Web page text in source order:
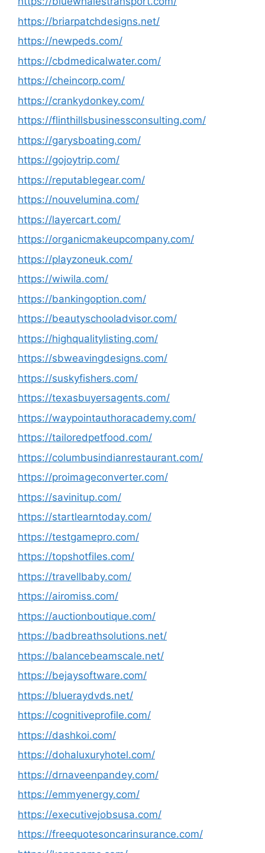
https://briarpatchdesigns.net/
https://newpeds.com/
https://cbdmedicalwater.com/
https://cheincorp.com/
https://crankydonkey.com/
https://flinthillsbusinessconsulting.com/
https://garysboating.com/
https://gojoytrip.com/
https://reputablegear.com/
https://nouvelumina.com/
https://layercart.com/
https://organicmakeupcompany.com/
https://playzoneuk.com/
https://wiwila.com/
https://bankingoption.com/
https://beautyschooladvisor.com/
https://highqualitylisting.com/
https://sbweavingdesigns.com/
https://suskyfishers.com/
https://texasbuyersagents.com/
https://waypointauthoracademy.com/
https://tailoredpetfood.com/
https://columbusindianrestaurant.com/
https://proimageconverter.com/
https://savinitup.com/
https://startlearntoday.com/
https://testgamepro.com/
https://topshotfiles.com/
https://travellbaby.com/
https://airomiss.com/
https://auctionboutique.com/
https://badbreathsolutions.net/
https://balancebeamscale.net/
https://bejaysoftware.com/
https://blueraydvds.net/
https://cognitiveprofile.com/
https://dashkoi.com/
https://dohaluxuryhotel.com/
https://drnaveenpandey.com/
https://emmyenergy.com/
https://executivejobsusa.com/
https://freequotesoncarinsurance.com/